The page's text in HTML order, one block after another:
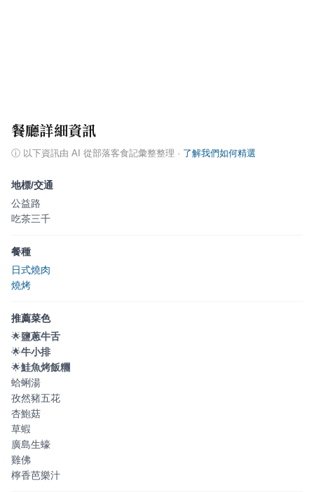
餐廳詳細資訊
ⓘ 以下資訊由 AI 從部落客食記彙整整理 · 了解我們如何精選
地標/交通
公益路
吃茶三千
餐種
日式燒肉
燒烤
推薦菜色
🌟鹽蔥牛舌
🌟牛小排
🌟鮭魚烤飯糰
蛤蜊湯
孜然豬五花
杏鮑菇
草蝦
廣島生蠔
雞佛
檸香芭樂汁